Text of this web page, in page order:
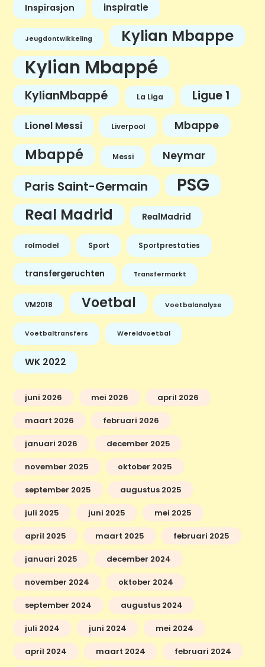
Inspirasjon inspiratie
Jeugdontwikkeling Kylian Mbappe
Kylian Mbappé
KylianMbappé La Liga Ligue 1
Lionel Messi Liverpool Mbappe
Mbappé Messi Neymar
Paris Saint-Germain PSG
Real Madrid RealMadrid
rolmodel Sport Sportprestaties
transfergeruchten Transfermarkt
VM2018 Voetbal Voetbalanalyse
Voetbaltransfers Wereldvoetbal
WK 2022
juni 2026 mei 2026 april 2026
maart 2026 februari 2026
januari 2026 december 2025
november 2025 oktober 2025
september 2025 augustus 2025
juli 2025 juni 2025 mei 2025
april 2025 maart 2025 februari 2025
januari 2025 december 2024
november 2024 oktober 2024
september 2024 augustus 2024
juli 2024 juni 2024 mei 2024
april 2024 maart 2024 februari 2024